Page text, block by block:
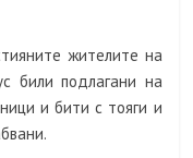
жителите на
били подлагани на
и бити с тояги и